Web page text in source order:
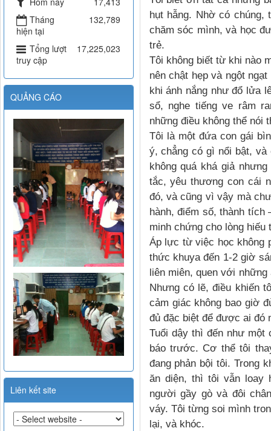
hụt hẫng. Nhờ có
chăm sóc mình, và học
trẻ.
Tôi không biết từ khi nào
nên chật hẹp và ngột
khi ánh nắng như đổ lửa
sổ, nghe tiếng ve râm
những điều không thể nói
Tôi là một đứa con gái
ý, chẳng có gì nổi bật,
không quá khá giả
tắc, yêu thương con cái
đó, và cũng vì vậy mà
hành, điểm số, thành
minh chứng cho lòng hiếu
Áp lực từ việc học không
thức khuya đến 1-2 giờ
liên miên, quen với
Nhưng có lẽ, điều khiến
cảm giác không bao giờ
đủ đặc biệt để được ai đó
Tuổi dậy thì đến như một
báo trước. Cơ thể tôi
đang phản bội tôi. Trong
ăn diện, thì tôi vẫn loay
người gầy gò và đôi
váy. Tôi từng soi mình
lại, và khóc.
Tháng
hiện tại
132,789
Tổng lượt
truy cập
17,225,023
QUẢNG CÁO
Liên kết site